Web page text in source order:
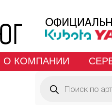
О КОМПАНИИ
товаров